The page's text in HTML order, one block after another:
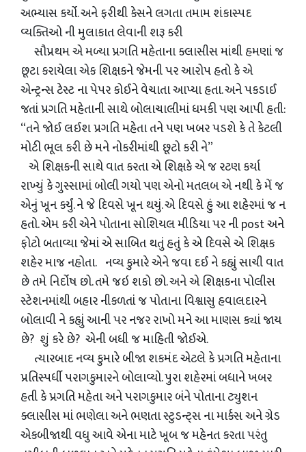
અભ્યાસ કર્યો. અને ફરીથી કેસને લગતા તમામ શંકાસ્પદ
વ્યક્તિઓ ની મુલાકાત લેવાની શરૂ કરી
સૌપ્રથમ એ મળ્યા પ્રગતિ મહેતાના ક્લાસીસ માંથી હમણાં જ
છૂટા કરાયેલા એક શિક્ષકને જેમની પર આરોપ હતો કે એ
એન્ટ્રન્સ ટેસ્ટ ના પેપર કોઈને વેચાતા આપ્યા હતા. અને પકડાઈ
જતાં પ્રગતિ મહેતાની સાથે બોલાચાલીમાં ધમકી પણ આપી હતી:
“તને જોઈ લઈશ પ્રગતિ મહેતા તને પણ ખબર પડશે કે તે કેટલી
મોટી ભૂલ કરી છે મને નોકરીમાંથી છૂટો કરી ને”
એ શિક્ષકની સાથે વાત કરતા એ શિક્ષકે એ જ રટણ કર્યા
રાખ્યું કે ગુસ્સામાં બોલી ગયો પણ એનો મતલબ એ નથી કે મેં જ
એનું ખૂન કર્યું. ને જે દિવસે ખૂન થયું. એ દિવસે હું આ શહેરમાં જ ન
હતો. એમ કરી એને પોતાના સોશિયલ મીડિયા પર ની post અને
ફોટો બતાવ્યા જેમાં એ સાબિત થતું હતું કે એ દિવસે એ શિક્ષક
શહેર માજ નહોતા. નવ્ય કુમારે એને જવા દઈ ને કહ્યું સાચી વાત
છે તમે નિર્દોષ છો. તમે જઇ શકો છો. અને એ શિક્ષકના પોલીસ
સ્ટેશનમાંથી બહાર નીકળતાં જ પોતાના વિશ્વાસુ હવાલદારને
બોલાવી ને કહ્યું આની પર નજર રાખો મને આ માણસ ક્યાં જાય
છે? શું કરે છે? એની બધી જ માહિતી જોઈએ.
ત્યારબાદ નવ્ય કુમારે બીજા શકમંદ એટલે કે પ્રગતિ મહેતાના
પ્રતિસ્પર્ધી પરાગકુમારને બોલાવ્યો. પુરા શહેરમાં બધાને ખબર
હતી કે પ્રગતિ મહેતા અને પરાગકુમાર બંને પોતાના ટ્યુશન
ક્લાસીસ માં ભણેલા અને ભણતા સ્ટુડન્ટ્સ ના માર્કસ અને ગ્રેડ
એકબીજાથી વધુ આવે એના માટે ખૂબ જ મહેનત કરતા પરંતુ